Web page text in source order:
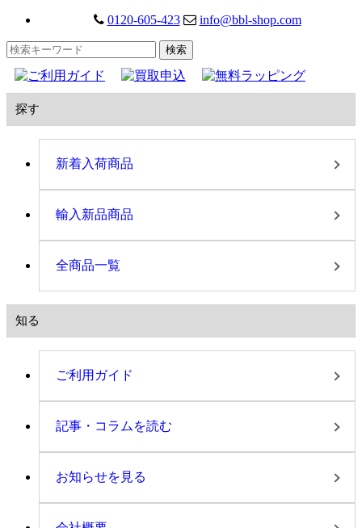
0120-605-423 info@bbl-shop.com
探す
新着入荷商品
輸入新品商品
全商品一覧
知る
ご利用ガイド
記事・コラムを読む
お知らせを見る